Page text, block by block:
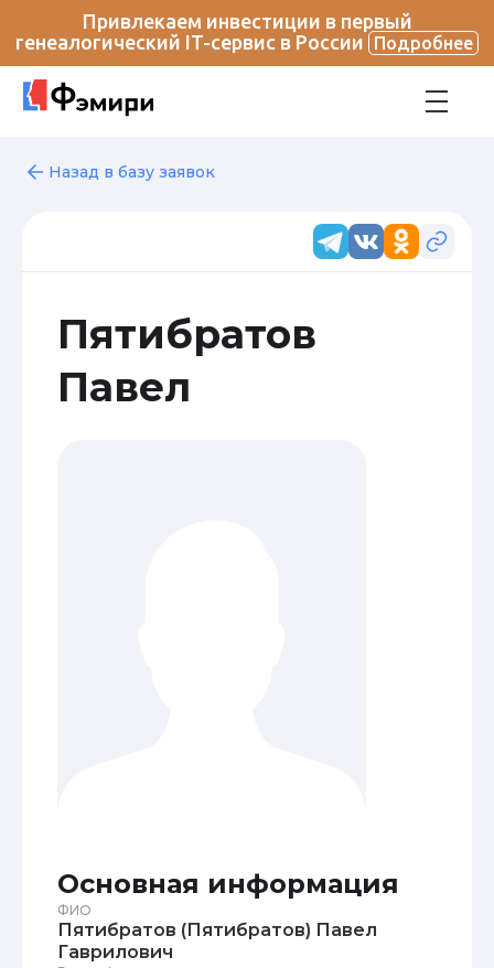
Привлекаем инвестиции в первый
генеалогический IT-сервис в России
Подробнее
Назад в базу заявок
Пятибратов
Павел
Основная информация
ФИО
Пятибратов (Пятибратов) Павел
Гаврилович